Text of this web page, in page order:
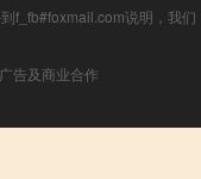
f_fb#foxmail.com说明，我们
告及商业合作